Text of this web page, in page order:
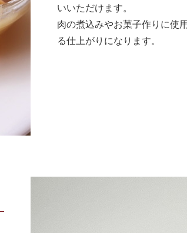
いいただけます。
肉の煮込みやお菓子作りに使
る仕上がりになります。